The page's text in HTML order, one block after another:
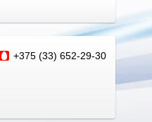
+375 (33) 652-29-30